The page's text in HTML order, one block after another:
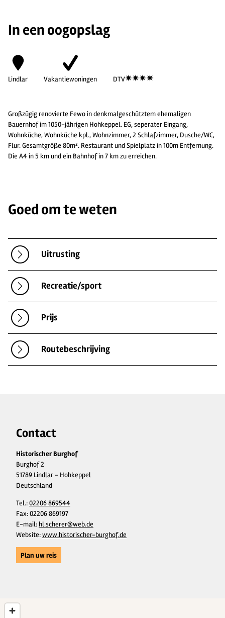
In een oogopslag
Lindlar Vakantiewoningen DTV
Großzügig renovierte Fewo in denkmalgeschütztem ehemaligen
Bauernhof im 1050-jährigen Hohkeppel. EG, seperater Eingang,
Wohnküche, Wohnküche kpl., Wohnzimmer, 2 Schlafzimmer, Dusche/WC,
Flur. Gesamtgröße 80m². Restaurant und Spielplatz in 100m Entfernung.
Die A4 in 5 km und ein Bahnhof in 7 km zu erreichen.
Goed om te weten
Uitrusting
Recreatie/sport
Prijs
Routebeschrijving
Contact
Historischer Burghof
Burghof 2
51789 Lindlar - Hohkeppel
Deutschland
Tel.:02206 869544
Fax:02206 869197
E-mail: hl.scherer@web.de
Website:www.historischer-burghof.de
Plan uw reis